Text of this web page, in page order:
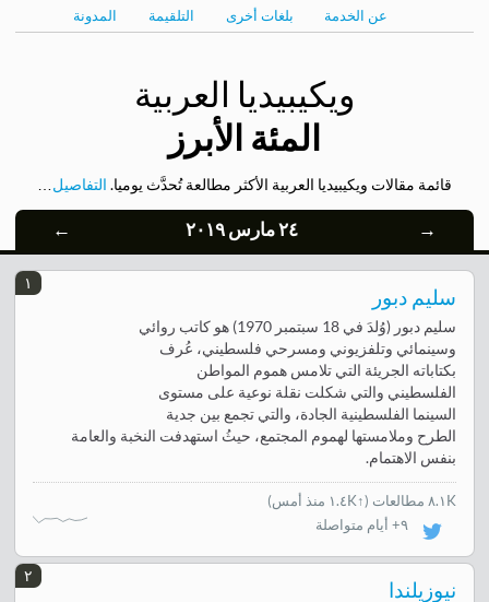
عن الخدمة بلغات أخرى التلقيمة المدونة
ويكيبيديا العربية
المئة الأبرز
قائمة مقالات ويكيبيديا العربية الأكثر مطالعة تُحدَّث يوميا. التفاصيل…
← ٢٤ مارس ٢٠١٩ →
١
سليم دبور
سليم دبور (وُلدَ في 18 سبتمبر 1970) هو كاتب روائي
وسينمائي وتلفزيوني ومسرحي فلسطيني، عُرف
بكتاباته الجريئة التي تلامس هموم المواطن
الفلسطيني والتي شكلت نقلة نوعية على مستوى
السينما الفلسطينية الجادة، والتي تجمع بين جدية
الطرح وملامستها لهموم المجتمع، حيثُ استهدفت النخبة والعامة
بنفس الاهتمام.
٨.١K مطالعات (↑١.٤K منذ أمس
)
٩+ أيام متواصلة
٢
نيوزيلندا